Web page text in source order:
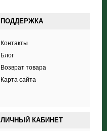
ПОДДЕРЖКА
Контакты
Блог
Возврат товара
Карта сайта
ЛИЧНЫЙ КАБИНЕТ